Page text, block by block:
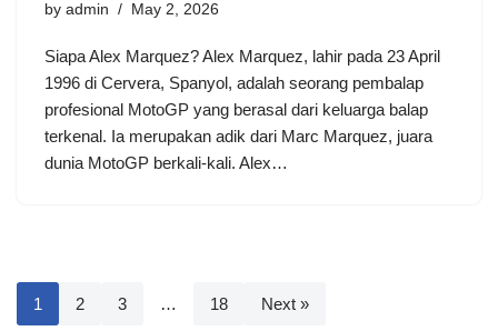
by admin May 2, 2026
Siapa Alex Marquez? Alex Marquez, lahir pada 23 April
1996 di Cervera, Spanyol, adalah seorang pembalap
profesional MotoGP yang berasal dari keluarga balap
terkenal. Ia merupakan adik dari Marc Marquez, juara
dunia MotoGP berkali-kali. Alex…
1 2 3 … 18 Next »